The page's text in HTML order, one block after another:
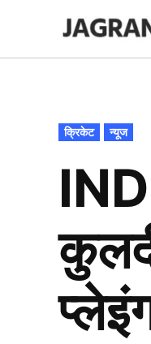
content
POSTED
IN
क्रिकेट न्यूज